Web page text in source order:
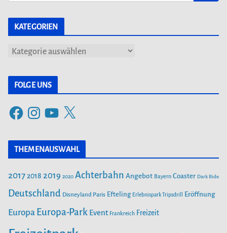
KATEGORIEN
g
e
n
FOLGE UNS
F
c
o
o
s
t
g
r
Y
u
T
b
e
X
THEMENAUSWAHL
20172018 2019 2020 Achterbahn Angebot Bayern Coaster Dark Ride
Deutschland Disneyland Paris Efteling Erlebnispark Tripsdrill Eröffnung
Europa Europa-Park Event Frankreich Freizeit